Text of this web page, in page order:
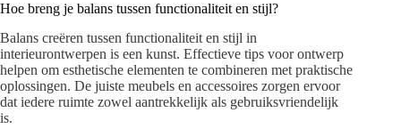
Hoe breng je balans tussen functionaliteit en stijl?
Balans creëren tussen functionaliteit en stijl in
interieurontwerpen is een kunst. Effectieve tips voor ontwerp
helpen om esthetische elementen te combineren met praktische
oplossingen. De juiste meubels en accessoires zorgen ervoor
dat iedere ruimte zowel aantrekkelijk als gebruiksvriendelijk
is.